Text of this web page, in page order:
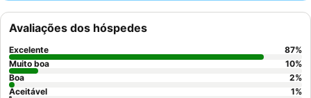
internacionais e locais, recebem consistentemente muitos
elogios. Para uma experiência verdadeiramente única,
considere reservar um quarto num andar superior para um
ambiente potencialmente mais tranquilo e vistas
impressionantes.
Avaliações dos hóspedes
Excelente 87%
Muito boa
10%
Boa
2%
Aceitável
1%